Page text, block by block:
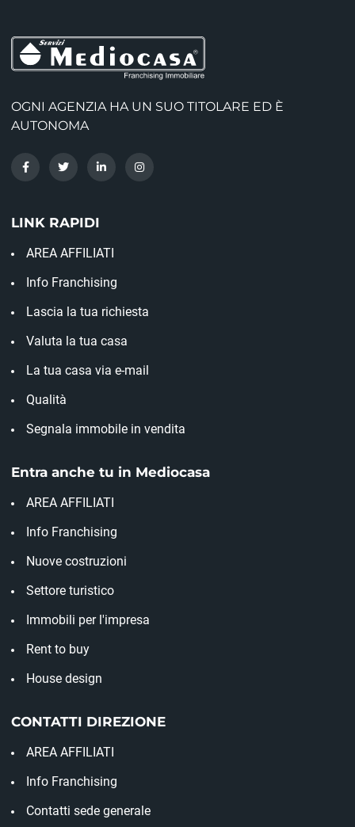
OGNI AGENZIA HA UN SUO TITOLARE ED È
AUTONOMA
LINK RAPIDI
AREA AFFILIATI
Info Franchising
Lascia la tua richiesta
Valuta la tua casa
La tua casa via e-mail
Qualità
Segnala immobile in vendita
Entra anche tu in Mediocasa
AREA AFFILIATI
Info Franchising
Nuove costruzioni
Settore turistico
Immobili per l'impresa
Rent to buy
House design
CONTATTI DIREZIONE
AREA AFFILIATI
Info Franchising
Contatti sede generale